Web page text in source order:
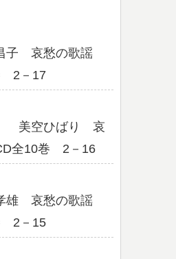
子 哀愁の歌謡
2－17
』 美空ひばり 哀
全10巻 2－16
雄 哀愁の歌謡
2－15